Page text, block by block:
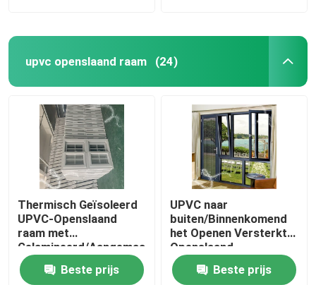
upvc openslaand raam (24)
Thermisch Geïsoleerd
UPVC-Openslaand
raam met
Gelamineerd/Aangemaakt
Glas
Beste prijs
UPVC naar
buiten/Binnenkomend
het Openen Versterkt
Openslaand
raamstaal/Aluminium
Beste prijs